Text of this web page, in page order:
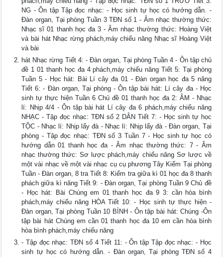
NG - Ôn tập Tập đọc nhạc: - Học sinh tự học có hướng dẫn. -
Đàn organ, Tại phòng Tuần 3 TĐN số 1 - Âm nhạc thường thức:
Nhạc sĩ 01 thanh học đa 3 - Âm nhạc thường thức: Hoàng Việt
và bài hát Nhạc rừng phách,máy chiếu năng Nhạc sĩ Hoàng Việt
và bài
hát Nhạc rừng Tiết 4: - Đàn organ, Tại phòng Tuần 4 - Ôn tập chủ
đề 1 01 thanh học đa 4 phách,máy chiếu năng Tiết 5: Tại phòng
Tuần 5 - Học hát: Bài Lí cây đa 01 - Đàn organ học đa 5 năng
Tiết 6: - Đàn organ, Tại phòng - Ôn tập bài hát: Lí cây đa - Học
sinh tự thực hiện Tuần 6 Chủ đề 01 thanh học đa 2: ÂM - Nhạc
lí: Nhịp 4/4 - Ôn tập bài hát Lí cây đa 6 phách,máy chiếu năng
NHẠC - Tập đọc nhạc: TĐN số 2 DÂN Tiết 7: - Học sinh tự học
TỘC - Nhạc lí: Nhịp lấy đà - Nhạc lí: Nhịp lấy đà - Đàn organ, Tại
phòng - Tập đọc nhạc: TĐN số 3 Tuần 7 - Học sinh tự học có
hướng dẫn 01 thanh học đa - Âm nhạc thường thức: 7 - Âm
nhạc thường thức: Sơ lược phách,máy chiếu năng Sơ lược về
một vài nhạc về một vài nhạc cụ cụ phương Tây Kiểm Tại phòng
Tuần - Đàn organ, 8 tra Tiết 8: Kiểm tra giữa kì 01 học đa 8 thanh
phách giữa kì năng Tiết 9: - Đàn organ, Tại phòng Tuần 9 Chủ đề
- Học hát: Bài Chúng em 01 thanh học đa 9 3: cần hòa bình
phách,máy chiếu năng HÒA Tiết 10: - Học sinh tự thực hiện -
Đàn organ, Tại phòng Tuần 10 BÌNH - Ôn tập bài hát: Chúng -Ôn
tập bài hát Chúng em cần 01 thanh học đa 10 em cần hòa bình
hòa bình phách,máy chiếu năng
- Tập đọc nhạc: TĐN số 4 Tiết 11: - Ôn tập Tập đọc nhạc: - Học
sinh tự học có hướng dẫn. - Đàn organ, Tại phòng TĐN số 4